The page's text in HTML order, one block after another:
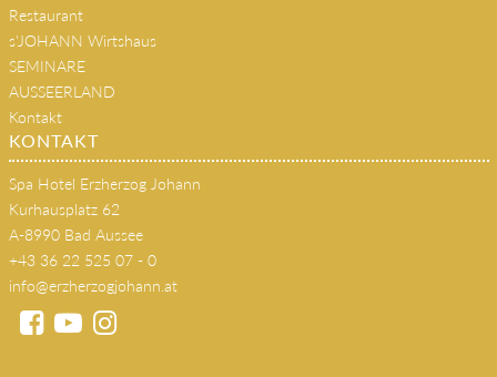
Restaurant
s'JOHANN Wirtshaus
SEMINARE
AUSSEERLAND
Kontakt
KONTAKT
Spa Hotel Erzherzog Johann
Kurhausplatz 62
A-8990 Bad Aussee
+43 36 22 525 07 - 0
info@erzherzogjohann.at